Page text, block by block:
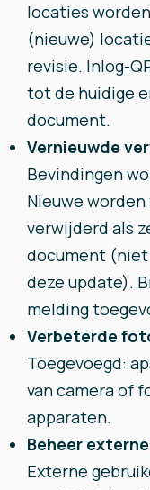
locaties
(nieuwe)
revisie. Inlog-
tot de huidige
document.
Vernieuwde
Bevindingen
Nieuwe
verwijderd als
document (niet
deze update).
melding
Verbeterde
Toegevoegd:
van camera of
apparaten.
Beheer
Externe